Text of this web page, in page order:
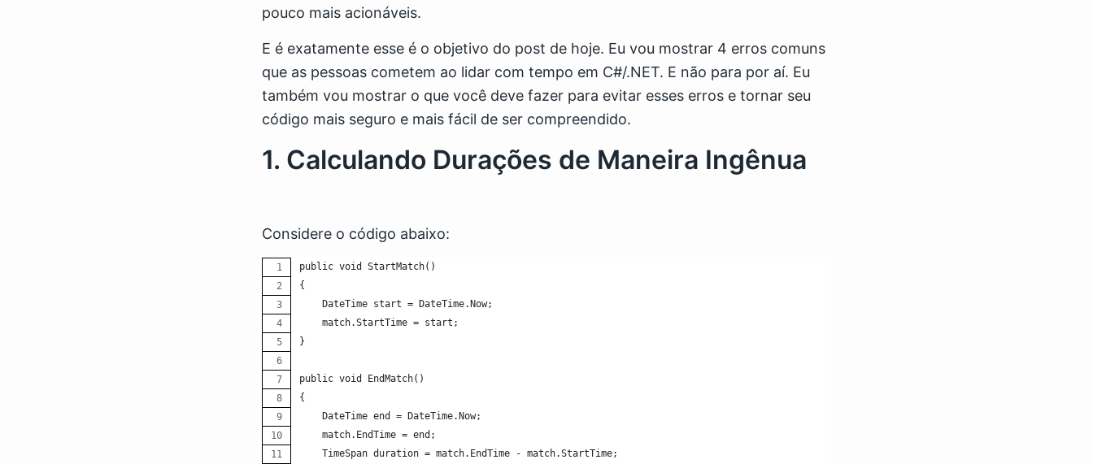
pouco mais acionáveis.
E é exatamente esse é o objetivo do post de hoje. Eu vou mostrar 4 erros comuns
que as pessoas cometem ao lidar com tempo em C#/.NET. E não para por aí. Eu
também vou mostrar o que você deve fazer para evitar esses erros e tornar seu
código mais seguro e mais fácil de ser compreendido.
1. Calculando Durações de Maneira Ingênua
Considere o código abaixo:
public void StartMatch()
{
    DateTime start = DateTime.Now;
    match.StartTime = start;
}
public void EndMatch()
{
    DateTime end = DateTime.Now;
    match.EndTime = end;
    TimeSpan duration = match.EndTime - match.StartTime;